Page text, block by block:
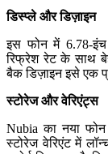
डिस्प्ले और डिज़ाइन
इस फोन में 6.78-
रिफ्रेश रेट के साथ
बैक डिज़ाइन इसे एक
स्टोरेज और वेरिएंट्स
Nubia का नया
स्टोरेज वेरिएंट में